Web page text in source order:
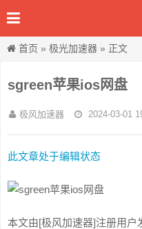
首页 » 极光加速器 » 正文
sgreen苹果ios网盘
极风加速器 2024-03-01
此文章处于编辑状态
本文由[极风加速器]注册用户